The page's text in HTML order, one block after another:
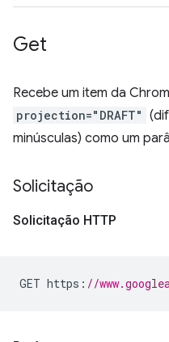
Get
Recebe um item da
projection="DRAFT"
minúsculas) como um
Solicitação
Solicitação HTTP
GET https : //